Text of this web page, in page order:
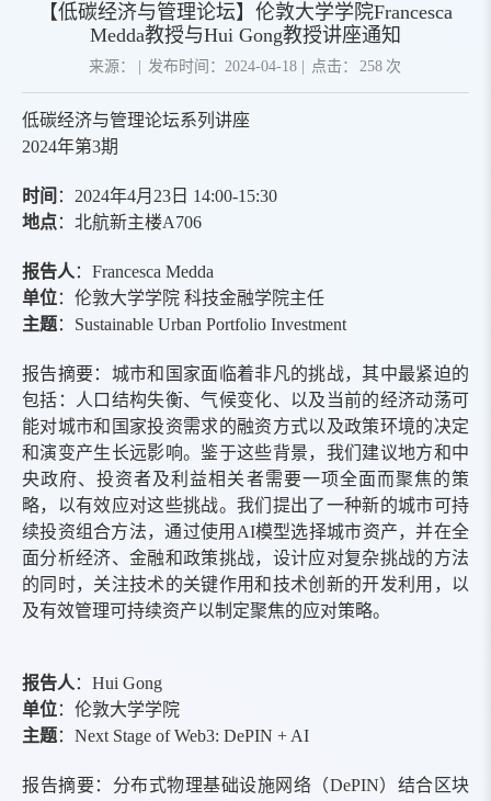
【低碳经济与管理论坛】伦敦大学学院Francesca
Medda教授与Hui Gong教授讲座通知
来源： 发布时间：2024-04-18 点击： 258 次
低碳经济与管理论坛系列讲座
2024年第3期
时间 ： 2024年4月 23 日 14:00-1 5:30
地点：北航新主楼A706
报告人 ： Francesca Medda
单位： 伦敦大学学院 科技金融学院主任
主题： Sustainable Urban Portfolio Investment
报告摘要： 城市和国家面临着非凡的挑战，其中最紧迫的
包括：人口结构失衡、气候变化、以及当前的经济动荡可
能对城市和国家投资需求的融资方式以及政策环境的决定
和演变产生长远影响。鉴于这些背景，我们建议地方和中
央政府、投资者及利益相关者需要一项全面而聚焦的策
略，以有效应对这些挑战。我们提出了一种新的城市可持
续投资组合方法，通过使用 AI模型选择城市资产，并在全
面分析经济、金融和政策挑战，设计应对复杂挑战的方法
的同时，关注技术的关键作用和技术创新的开发利用，以
及有效管理可持续资产以制定聚焦的应对策略。
报告人 ： Hui Gong
单位： 伦敦大学学院
主题： Next Stage of Web3: DePIN + AI
报告摘要： 分布式物理基础设施网络（DePIN）结合区块